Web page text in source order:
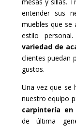
entender sus
muebles que se
estilo
variedad de
clientes puedan
gustos.
Una vez que se
nuestro equipo
carpintería en
de última